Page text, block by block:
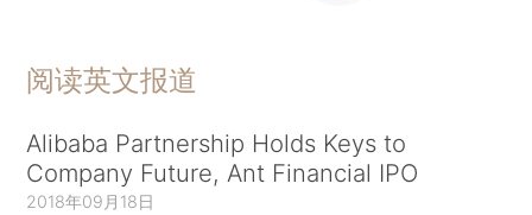
阅读英文报道
Alibaba Partnership Holds Keys to
Company Future, Ant Financial IPO
2018年09月18日